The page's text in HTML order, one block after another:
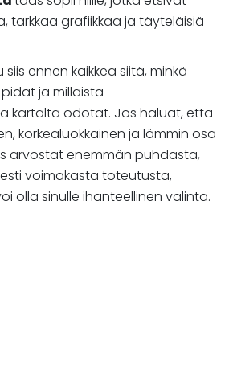
tarkkaa grafiikkaa ja täyteläisiä
ennen kaikkea siitä, minkä
ja millaista
kartalta odotat. Jos haluat, että
korkealuokkainen ja lämmin osa
arvostat enemmän puhdasta,
voimakasta toteutusta,
olla sinulle ihanteellinen valinta.